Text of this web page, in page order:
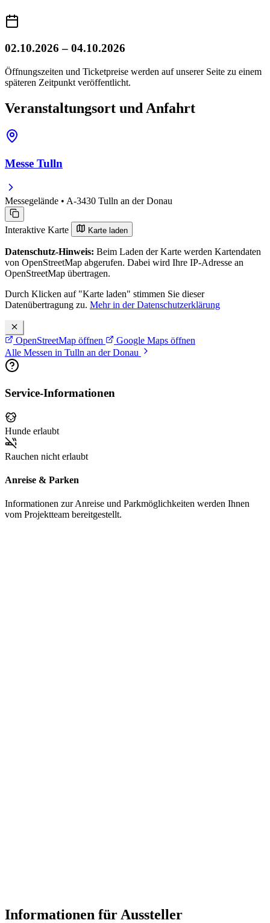
02.10.2026 – 04.10.2026
Öffnungszeiten und Ticketpreise werden auf unserer Seite zu einem
späteren Zeitpunkt veröffentlicht.
Veranstaltungsort und Anfahrt
Messe Tulln
Messegelände • A-3430 Tulln an der Donau
Interaktive Karte Karte laden
Datenschutz-Hinweis: Beim Laden der Karte werden Kartendaten
von OpenStreetMap abgerufen. Dabei wird Ihre IP-Adresse an
OpenStreetMap übertragen.
Durch Klicken auf "Karte laden" stimmen Sie dieser
Datenübertragung zu. Mehr in der Datenschutzerklärung
OpenStreetMap öffnen
Google Maps öffnen
Alle Messen in Tulln an der Donau
Service-Informationen
Hunde erlaubt
Rauchen nicht erlaubt
Anreise & Parken
Informationen zur Anreise und Parkmöglichkeiten werden Ihnen
vom Projektteam bereitgestellt.
Informationen für Aussteller